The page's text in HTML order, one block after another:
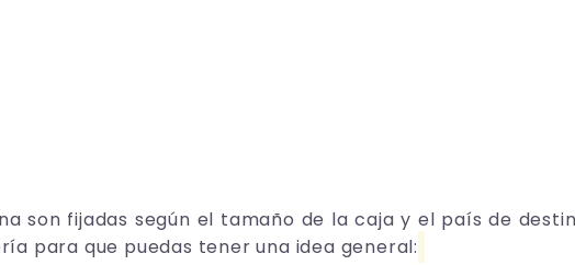
son fijadas según el tamaño de la caja y el país de
para que puedas tener una idea general: